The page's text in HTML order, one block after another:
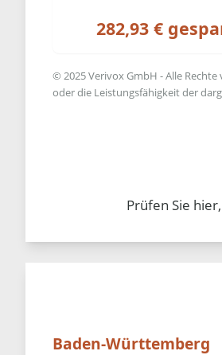
282,93 €
© 2025 Verivox GmbH - Alle
oder die Leistungsfähigkeit der
Prüfen Sie
Baden-Württemberg